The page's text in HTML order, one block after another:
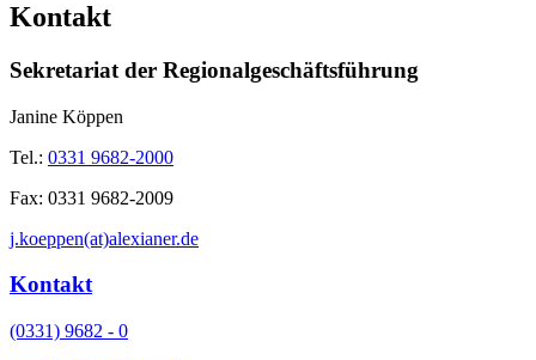
Kontakt
Sekretariat der Regionalgeschäftsführung
Janine Köppen
Tel.: 0331 9682-2000
Fax: 0331 9682-2009
j.koeppen(at)alexianer.de
Kontakt
(0331) 9682 - 0